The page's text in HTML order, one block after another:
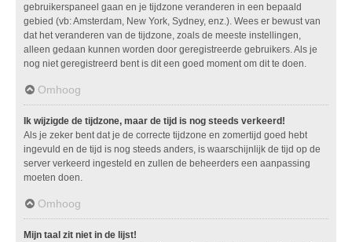
gebruikerspaneel gaan en je tijdzone veranderen in een bepaald
gebied (vb: Amsterdam, New York, Sydney, enz.). Wees er bewust van
dat het veranderen van de tijdzone, zoals de meeste instellingen,
alleen gedaan kunnen worden door geregistreerde gebruikers. Als je
nog niet geregistreerd bent is dit een goed moment om dit te doen.
Omhoog
Ik wijzigde de tijdzone, maar de tijd is nog steeds verkeerd!
Als je zeker bent dat je de correcte tijdzone en zomertijd goed hebt
ingevuld en de tijd is nog steeds anders, is waarschijnlijk de tijd op de
server verkeerd ingesteld en zullen de beheerders een aanpassing
moeten doen.
Omhoog
Mijn taal zit niet in de lijst!